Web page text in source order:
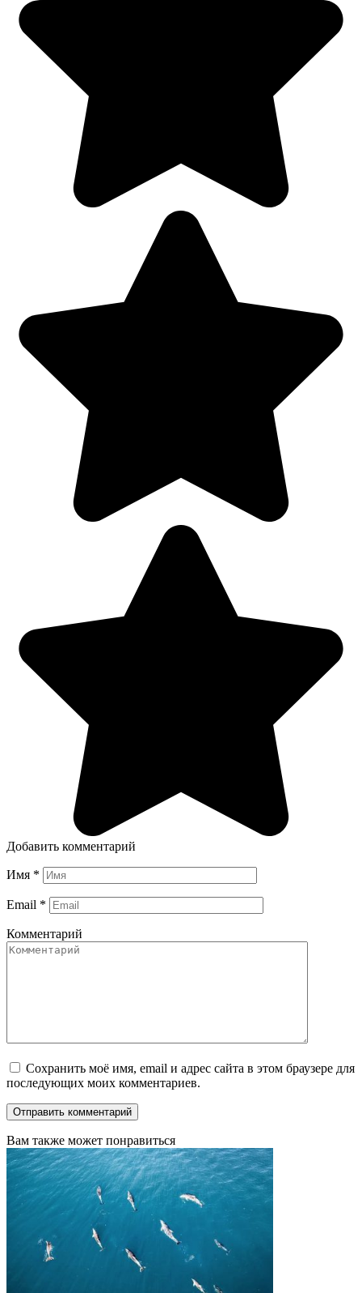
Добавить комментарий
Имя *
Email *
Комментарий
Сохранить моё имя, email и адрес сайта в этом браузере для
последующих моих комментариев.
Вам также может понравиться